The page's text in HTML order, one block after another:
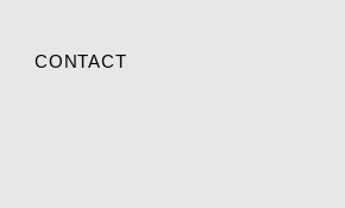
CONTACT